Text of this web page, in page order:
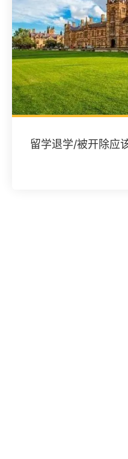
留学退学/被开除应